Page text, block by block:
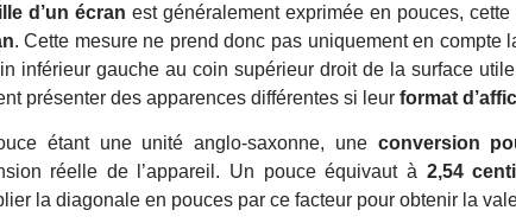
d’un écran est généralement exprimée en pouces,
. Cette mesure ne prend donc pas uniquement en
inférieur gauche au coin supérieur droit de la surface
présenter des apparences différentes si leur format
étant une unité anglo-saxonne, une conversion
réelle de l’appareil. Un pouce équivaut à 2,54
la diagonale en pouces par ce facteur pour obtenir la